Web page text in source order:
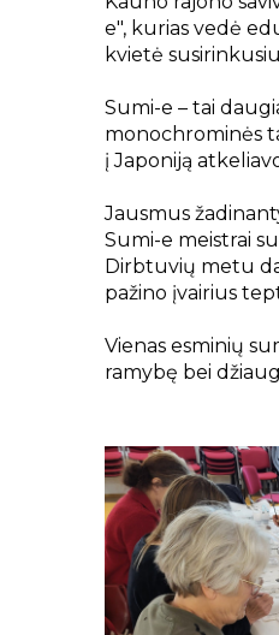
e", kurias vedė
kvietė
Sumi-e – tai
monochrominės
į Japoniją
Jausmus
Sumi-e meistrai
Dirbtuvių metu
pažino įvairius
Vienas esminių
ramybę bei